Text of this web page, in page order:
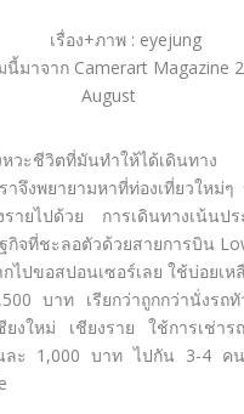
เรื่อง+ภาพ : eyejung
มาจาก Camerart Magazine
August
หวะชีวิตที่มันทำให้ได้เดินทาง
าจึงพยายามหาที่ท่องเที่ยวใหม่ๆ
รายไปด้วย การเดินทางเน้นปร
กิจที่ชะลอตัวด้วยสายการบิน
ไปขอสปอนเซอร์เลย ใช้บ่อยเห
บาท เรียกว่าถูกกว่านั่งรถ
ยงใหม่ เชียงราย ใช้การเช่าร
นละ 1,000 บาท ไปกัน 3-4 ค